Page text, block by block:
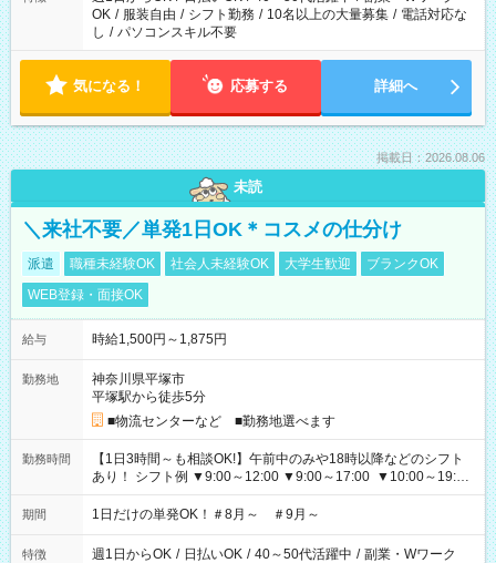
OK / 服装自由 / シフト勤務 / 10名以上の大量募集 / 電話対応な
し / パソコンスキル不要
気になる！ 応募する 詳細へ
掲載日：2026.08.06
未読
＼来社不要／単発1日OK＊コスメの仕分け
派遣 職種未経験OK 社会人未経験OK 大学生歓迎
ブランクOK
WEB登録・面接OK
給与 時給1,500円～1,875円
勤務地
神奈川県平塚市
平塚駅から徒歩5分
■物流センターなど ■勤務地選べます
勤務時間
【1日3時間～も相談OK!】午前中のみや18時以降などのシフト
あり！ シフト例 ▼9:00～12:00 ▼9:00～17:00 ▼10:00～19:00
▼18:00～21:00
期間 1日だけの単発OK！＃8月～ ＃9月～
特徴 週1日からOK / 日払いOK / 40～50代活躍中 / 副業・Wワーク